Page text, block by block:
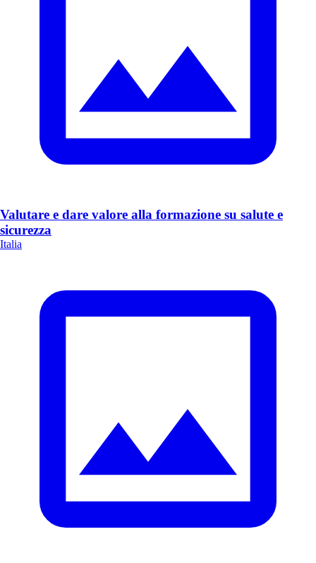
Valutare e dare valore alla formazione su salute e
sicurezza
Italia